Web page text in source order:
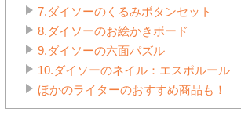
7.ダイソーのくるみボタンセット
8.ダイソーのお絵かきボード
9.ダイソーの六面パズル
10.ダイソーのネイル：エスポルール
ほかのライターのおすすめ商品も！